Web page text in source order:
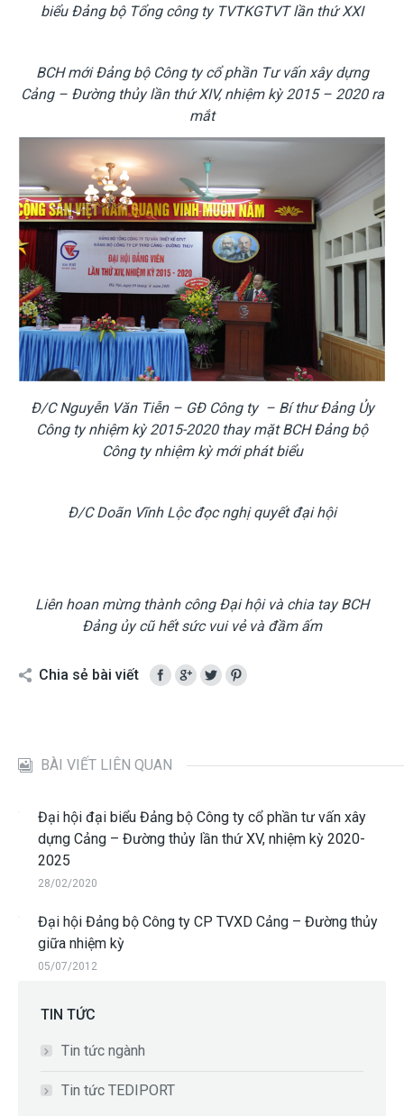
biểu Đảng bộ Tổng công ty TVTKGTVT lần thứ XXI
BCH mới Đảng bộ Công ty cổ phần Tư vấn xây dựng
Cảng – Đường thủy lần thứ XIV, nhiệm kỳ 2015 – 2020 ra
mắt
Đ/C Nguyễn Văn Tiễn – GĐ Công ty – Bí thư Đảng Ủy
Công ty nhiệm kỳ 2015-2020 thay mặt BCH Đảng bộ
Công ty nhiệm kỳ mới phát biểu
Đ/C Doãn Vĩnh Lộc đọc nghị quyết đại hội
Liên hoan mừng thành công Đại hội và chia tay BCH
Đảng ủy cũ hết sức vui vẻ và đầm ấm
Chia sẻ bài viết
BÀI VIẾT LIÊN QUAN
Đại hội đại biểu Đảng bộ Công ty cổ phần tư vấn xây
dựng Cảng – Đường thủy lần thứ XV, nhiệm kỳ 2020-
2025
28/02/2020
Đại hội Đảng bộ Công ty CP TVXD Cảng – Đường thủy
giữa nhiệm kỳ
05/07/2012
TIN TỨC
Tin tức ngành
Tin tức TEDIPORT